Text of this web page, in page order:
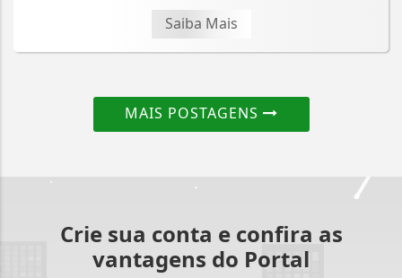
Saiba Mais
MAIS POSTAGENS
Crie sua conta e confira as
vantagens do Portal